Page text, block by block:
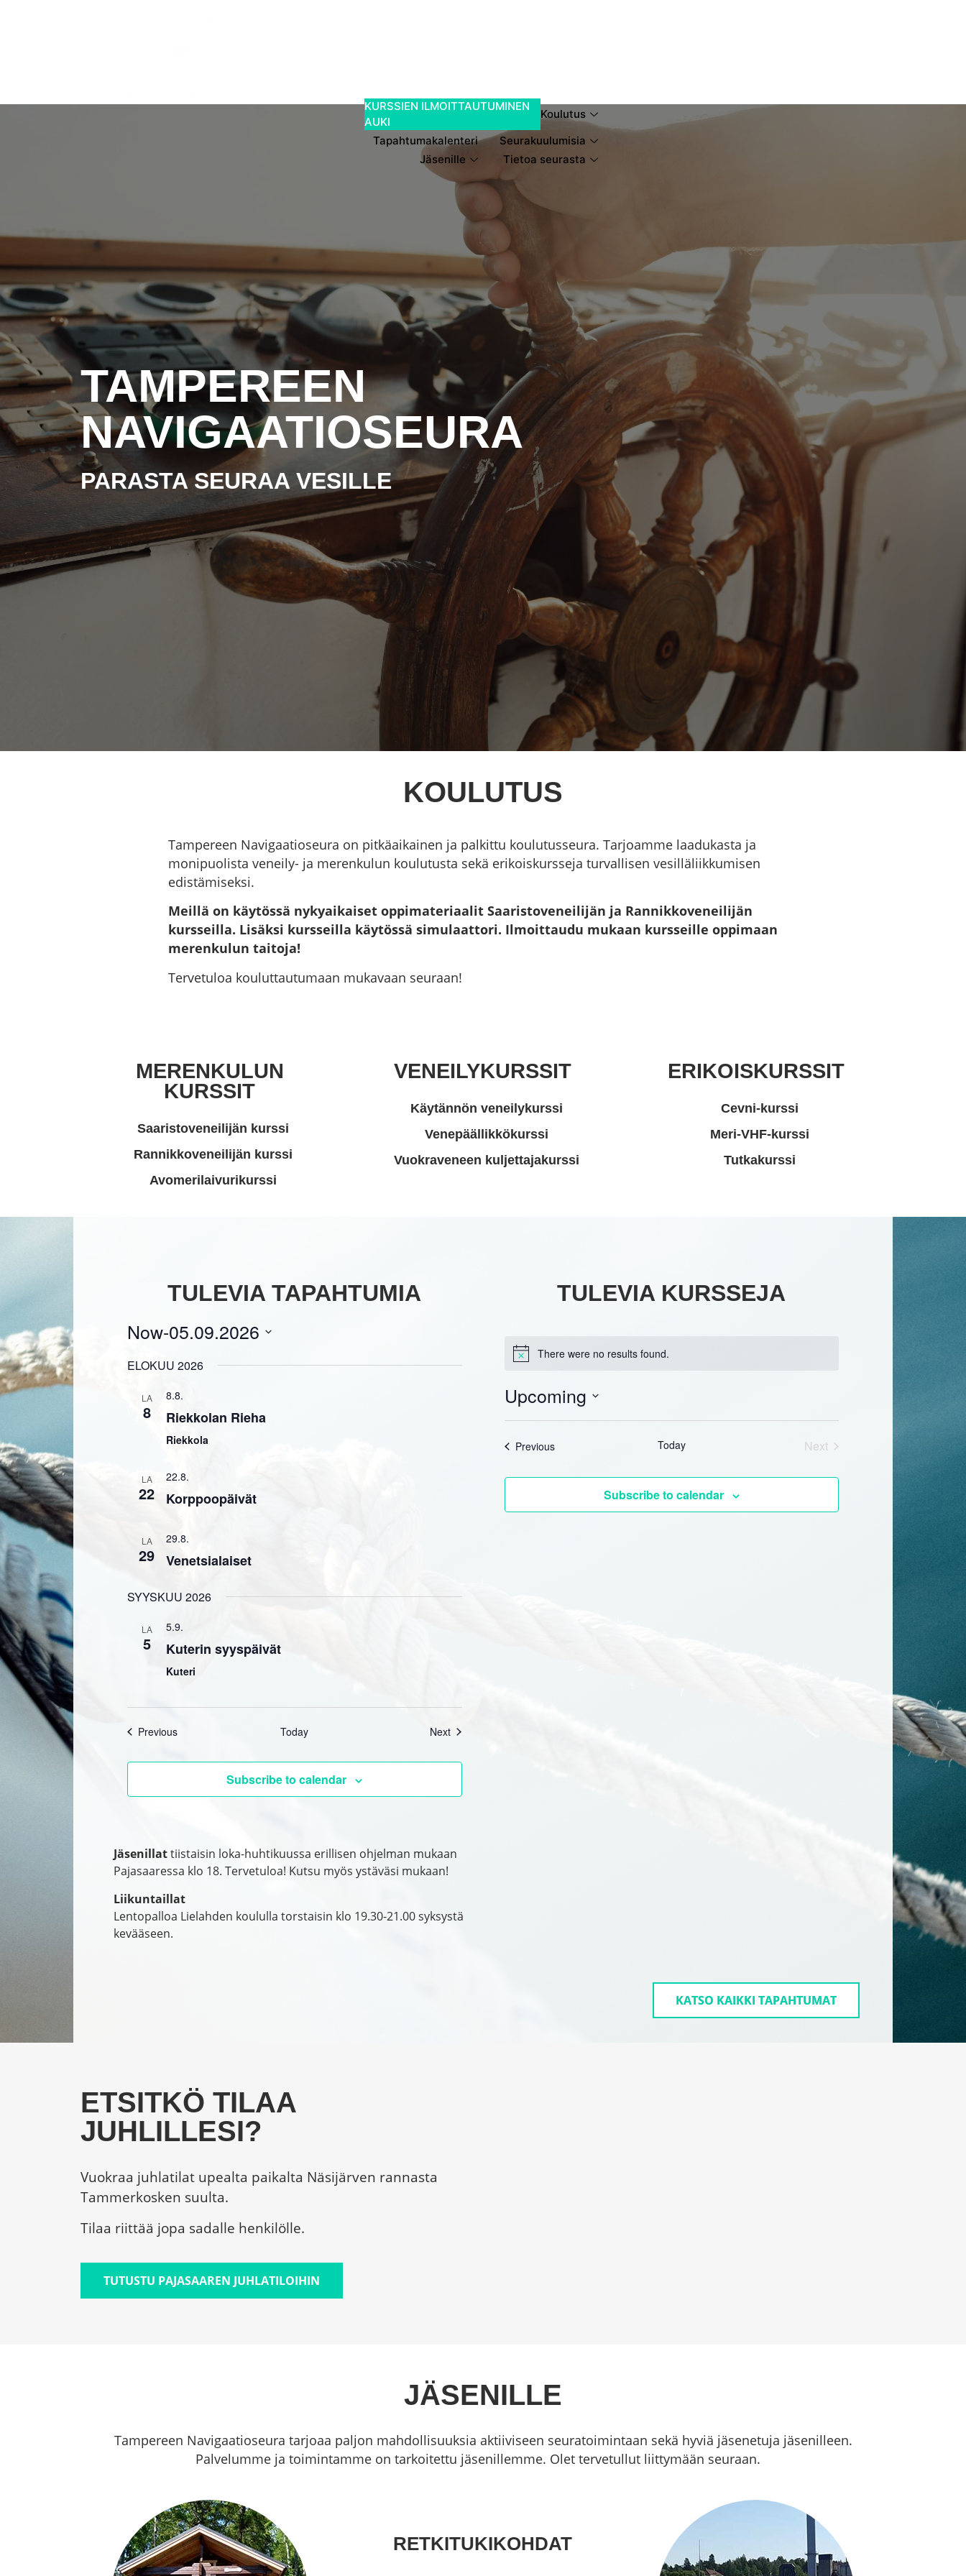
KURSSIEN ILMOITTAUTUMINEN
AUKI
Koulutus
Tapahtumakalenteri
Seurakuulumisia
Jäsenille
Tietoa seurasta
TAMPEREEN
NAVIGAATIOSEURA
PARASTA SEURAA VESILLE
KOULUTUS
Tampereen Navigaatioseura on pitkäaikainen ja palkittu koulutusseura. Tarjoamme laadukasta ja
monipuolista veneily- ja merenkulun koulutusta sekä erikoiskursseja turvallisen vesilläliikkumisen
edistämiseksi.
Meillä on käytössä nykyaikaiset oppimateriaalit Saaristoveneilijän ja Rannikkoveneilijän
kursseilla. Lisäksi kursseilla käytössä simulaattori. Ilmoittaudu mukaan kursseille oppimaan
merenkulun taitoja!
Tervetuloa kouluttautumaan mukavaan seuraan!
MERENKULUN
KURSSIT
Saaristoveneilijän kurssi
Rannikkoveneilijän kurssi
Avomerilaivurikurssi
VENEILYKURSSIT
Käytännön veneilykurssi
Venepäällikkökurssi
Vuokraveneen kuljettajakurssi
ERIKOISKURSSIT
Cevni-kurssi
Meri-VHF-kurssi
Tutkakurssi
TULEVIA TAPAHTUMIA
Now-05.09.2026
date.
ELOKUU 2026
LA
8
8.8.
Riekkolan Rieha
Riekkola
LA
22
22.8.
Korppoopäivät
LA
29
29.8.
Venetsialaiset
SYYSKUU 2026
LA
5
5.9.
Kuterin syyspäivät
Kuteri
PreviousEvents Today NextEvents
Subscribe to calendar
Jäsenillattiistaisin loka-huhtikuussa erillisen ohjelman mukaan
Pajasaaressa klo 18. Tervetuloa! Kutsu myös ystäväsi mukaan!
Liikuntaillat
Lentopalloa Lielahden koululla torstaisin klo 19.30-21.00 syksystä
kevääseen.
TULEVIA KURSSEJA
There were no results found.
Upcoming
date.
PreviousEvents Today NextEvents
Subscribe to calendar
KATSO KAIKKI TAPAHTUMAT
ETSITKÖ TILAA
JUHLILLESI?
Vuokraa juhlatilat upealta paikalta Näsijärven rannasta
Tammerkosken suulta.
Tilaa riittää jopa sadalle henkilölle.
TUTUSTU PAJASAAREN JUHLATILOIHIN
JÄSENILLE
Tampereen Navigaatioseura tarjoaa paljon mahdollisuuksia aktiiviseen seuratoimintaan sekä hyviä jäsenetuja jäsenilleen.
Palvelumme ja toimintamme on tarkoitettu jäsenillemme. Olet tervetullut liittymään seuraan.
RETKITUKIKOHDAT